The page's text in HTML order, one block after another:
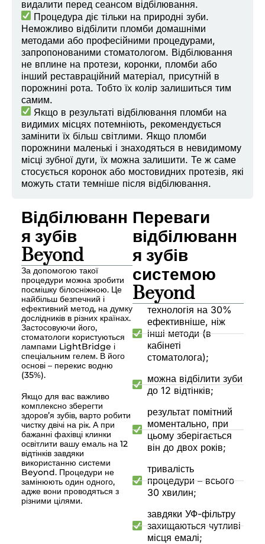
видалити перед сеансом відбілювання.
Процедура діє тільки на природні зуби.
Неможливо відбілити пломби домашніми
методами або професійними процедурами,
запропонованими стоматологом. Відбілювання
не вплине на протези, коронки, пломби або
інший реставраційний матеріал, присутній в
порожнині рота. Тобто їх колір залишиться тим
самим.
Якщо в результаті відбілювання пломби на
видимих місцях потемніють, рекомендується
замінити їх більш світлими. Якщо пломби
порожнини маленькі і знаходяться в невидимому
місці зубної дуги, їх можна залишити. Те ж саме
стосується коронок або мостовидних протезів, які
можуть стати темніше після відбілювання.
Відбілюванн
я зубів
Beyond
За допомогою такої
процедури можна зробити
посмішку білосніжною. Це
найбільш безпечний і
ефективний метод, на думку
дослідників в різних країнах.
Застосовуючи його,
стоматологи користуються
лампами LightBridge і
спеціальним гелем. В його
основі – перекис водню
(35%).
Якщо для вас важливо
комплексно зберегти
здоров’я зубів, варто робити
чистку двічі на рік. А при
бажанні фахівці клинки
освітлити вашу емаль на 12
відтінків завдяки
використанню системи
Beyond. Процедури не
замінюють один одного,
адже вони проводяться з
різними цілями.
Переваги
відбілюванн
я зубів
системою
Beyond
технологія на 30%
ефективніше, ніж
інші методи (в
кабінеті
стоматолога);
можна відбілити зуби
до 12 відтінків;
результат помітний
моментально, при
цьому зберігається
він до двох років;
тривалість
процедури – всього
30 хвилин;
завдяки УФ-фільтру
захищаються чутливі
місця емалі;